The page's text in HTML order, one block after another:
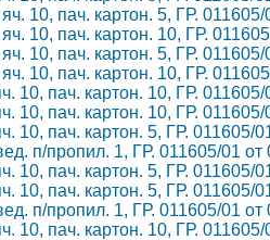
10, пач. картон. 5, ГР.
10, пач. картон. 10, ГР.
10, пач. картон. 5, ГР.
10, пач. картон. 10, ГР.
10, пач. картон. 10, ГР.
10, пач. картон. 10, ГР.
10, пач. картон. 5, ГР.
п/пропил. 1, ГР. 011605/01
10, пач. картон. 5, ГР.
10, пач. картон. 5, ГР.
п/пропил. 1, ГР. 011605/01
10, пач. картон. 10, ГР.